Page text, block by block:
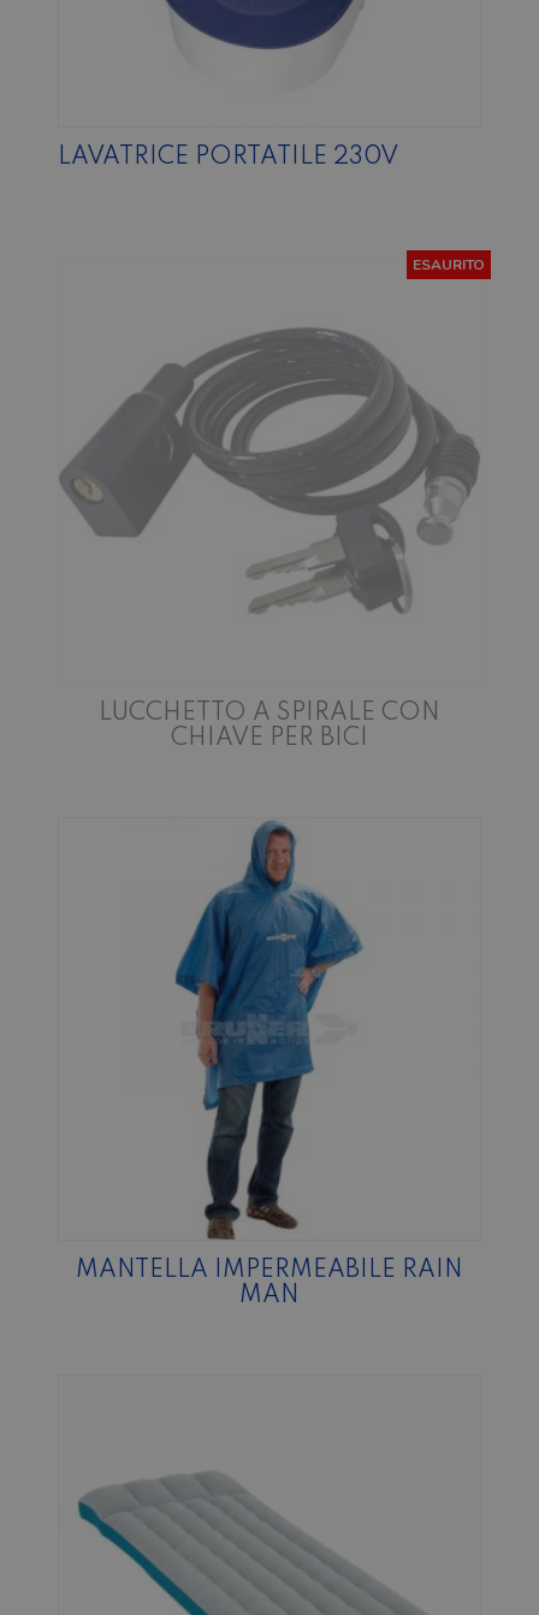
LAVATRICE PORTATILE 230V
LUCCHETTO A SPIRALE CON
CHIAVE PER BICI
ESAURITO
MANTELLA IMPERMEABILE RAIN
MAN